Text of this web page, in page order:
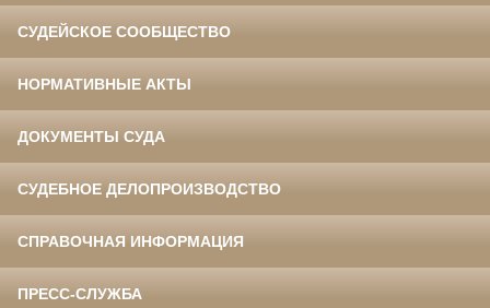
СУДЕЙСКОЕ СООБЩЕСТВО
НОРМАТИВНЫЕ АКТЫ
ДОКУМЕНТЫ СУДА
СУДЕБНОЕ ДЕЛОПРОИЗВОДСТВО
СПРАВОЧНАЯ ИНФОРМАЦИЯ
ПРЕСС-СЛУЖБА